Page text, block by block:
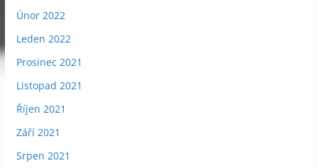
Únor 2022
Leden 2022
Prosinec 2021
Listopad 2021
Říjen 2021
Září 2021
Srpen 2021